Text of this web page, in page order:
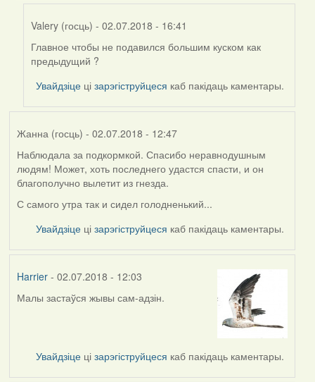
Valery (госць) - 02.07.2018 - 16:41
In
reply
to
Такома
Главное чтобы не подавился большим куском как
предыдущий ?
Увайдзіце цізарэгіструйцеся каб пакідаць каментары.
Жанна (госць) - 02.07.2018 - 12:47
Наблюдала за подкормкой. Спасибо неравнодушным
людям! Может, хоть последнего удастся спасти, и он
благополучно вылетит из гнезда.
С самого утра так и сидел голодненький...
Увайдзіце цізарэгіструйцеся каб пакідаць каментары.
Harrier- 02.07.2018 - 12:03
Малы застаўся жывы сам-адзін.
Увайдзіце цізарэгіструйцеся каб пакідаць каментары.